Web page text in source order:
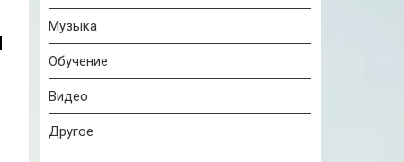
Музыка
Обучение
Видео
Другое